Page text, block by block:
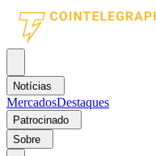
Notícias
MercadosDestaques
Patrocinado
Sobre